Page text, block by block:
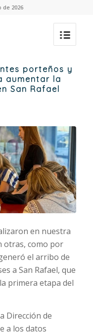
de 2026
porteños y
aumentar la
San Rafael
en nuestra
otras, como por
el arribo de
a San Rafael, que
primera etapa del
Dirección de
a los datos